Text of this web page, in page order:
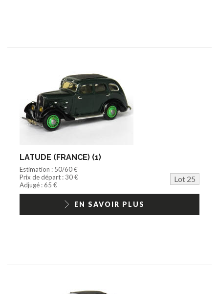
LATUDE (FRANCE) (1)
Estimation : 50/60 €
Prix de départ : 30 €
Lot 25
Adjugé : 65 €
EN SAVOIR PLUS